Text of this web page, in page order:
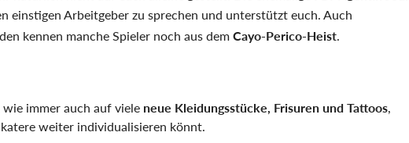
einstigen Arbeitgeber zu sprechen und unterstützt euch. Auch
kennen manche Spieler noch aus demCayo-Perico-Heist.
immer auch auf viele neue Kleidungsstücke, Frisuren und Tattoos,
weiter individualisieren könnt.